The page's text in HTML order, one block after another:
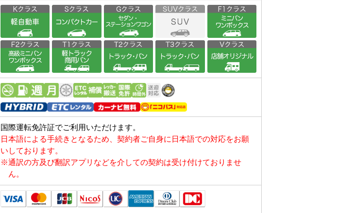
国際運転免許証でご利用いただけます。
日本語による手続きとなるため、契約者ご自身に日本語での対応をお願
いしております。
※通訳の方及び翻訳アプリなどを介しての契約は受け付けておりませ
ん。